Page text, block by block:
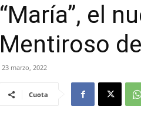
“María”, el
Mentiroso
23 marzo, 2022
Cuota